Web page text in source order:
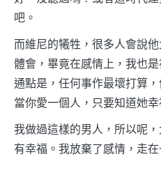
吧。
而維尼的犧牲，很多人會說
體會，畢竟在感情上，我也
通點是，任何事作最壞打算
當你愛一個人，只要知道她
我做過這樣的男人，所以呢
有幸福。我放棄了感情，走